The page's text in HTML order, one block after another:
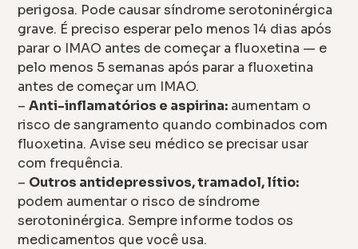
perigosa. Pode causar síndrome serotoninérgica
grave. É preciso esperar pelo menos 14 dias após
parar o IMAO antes de começar a fluoxetina — e
pelo menos 5 semanas após parar a fluoxetina
antes de começar um IMAO.
–Anti-inflamatórios e aspirina: aumentam o
risco de sangramento quando combinados com
fluoxetina. Avise seu médico se precisar usar
com frequência.
– Outros antidepressivos, tramadol, lítio:
podem aumentar o risco de síndrome
serotoninérgica. Sempre informe todos os
medicamentos que você usa.